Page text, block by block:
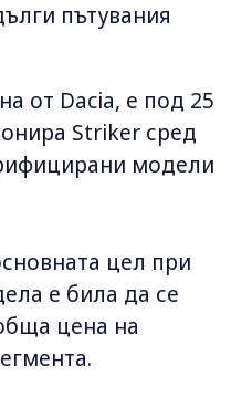
пътувания
от Dacia, е под 25
Striker сред
модели
цел при
е била да се
цена на